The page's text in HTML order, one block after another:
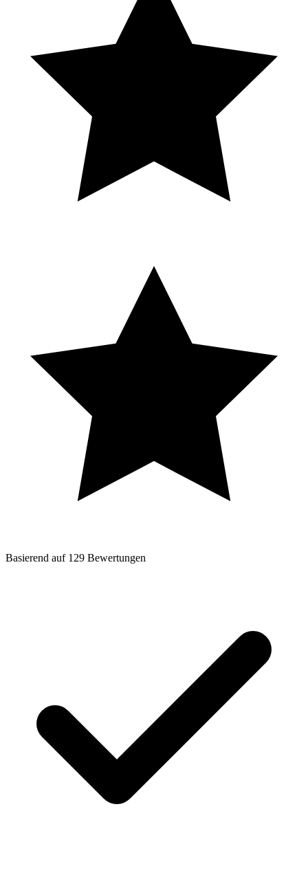
Basierend auf 129 Bewertungen